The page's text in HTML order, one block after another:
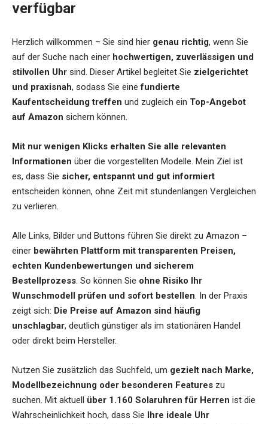
verfügbar
Herzlich willkommen – Sie sind hier genau richtig, wenn Sie
auf der Suche nach einer hochwertigen, zuverlässigen und
stilvollen Uhr sind. Dieser Artikel begleitet Sie zielgerichtet
und praxisnah, sodass Sie einefundierte
Kaufentscheidung treffen und zugleich ein Top-Angebot
auf Amazon sichern können.
Mit nur wenigen Klicks erhalten Sie alle relevanten
Informationen über die vorgestellten Modelle. Mein Ziel ist
es, dass Sie sicher, entspannt und gut informiert
entscheiden können, ohne Zeit mit stundenlangen Vergleichen
zu verlieren.
Alle Links, Bilder und Buttons führen Sie direkt zu Amazon –
einer bewährten Plattform mit transparenten Preisen,
echten Kundenbewertungen und sicherem
Bestellprozess. So können Sie ohne Risiko Ihr
Wunschmodell prüfen und sofort bestellen. In der Praxis
zeigt sich: Die Preise auf Amazon sind häufig
unschlagbar, deutlich günstiger als im stationären Handel
oder direkt beim Hersteller.
Nutzen Sie zusätzlich das Suchfeld, um gezielt nach Marke,
Modellbezeichnung oder besonderen Features zu
suchen. Mit aktuell über 1.160 Solaruhren für Herren ist die
Wahrscheinlichkeit hoch, dass Sie Ihre ideale Uhr